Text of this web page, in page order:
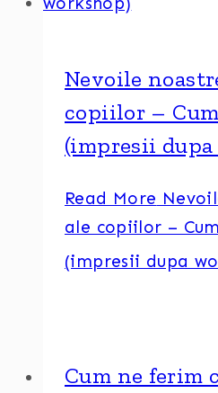
Nevoile
copiilor –
(impresii
Read More
ale copiilor –
(impresii dupa
Cum ne ferim